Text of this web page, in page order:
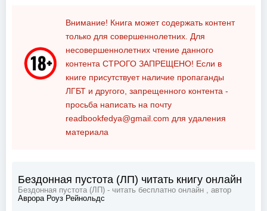
Внимание! Книга может содержать контент
только для совершеннолетних. Для
несовершеннолетних чтение данного
контента СТРОГО ЗАПРЕЩЕНО! Если в
книге присутствует наличие пропаганды
ЛГБТ и другого, запрещенного контента -
просьба написать на почту
readbookfedya@gmail.com для удаления
материала
Бездонная пустота (ЛП) читать книгу онлайн
Бездонная пустота (ЛП) - читать бесплатно онлайн , автор
Аврора Роуз Рейнольдс